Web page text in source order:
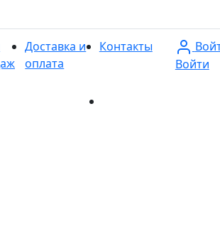
Доставка и
оплата
Контакты
Войти
Доставка и оплата